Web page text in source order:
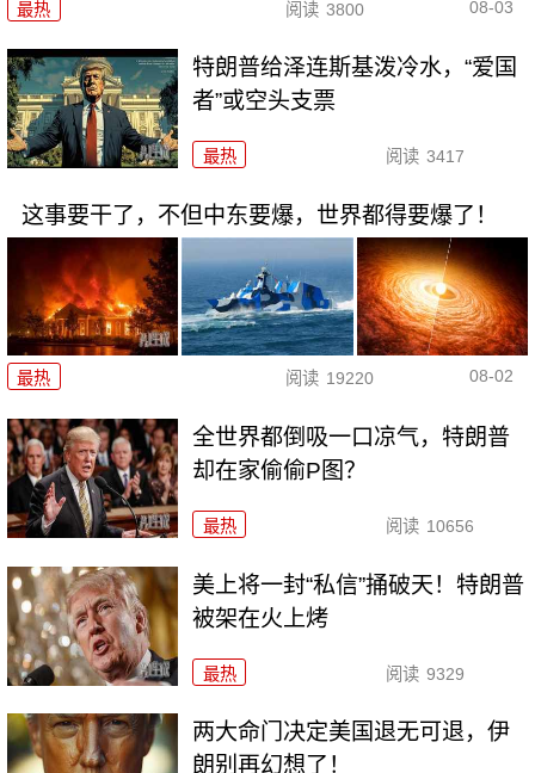
最热 阅读 3800 08-03
特朗普给泽连斯基泼冷水，“爱国
者”或空头支票
最热 阅读 3417
这事要干了，不但中东要爆，世界都得要爆了！
最热 阅读 19220 08-02
全世界都倒吸一口凉气，特朗普
却在家偷偷P图？
最热 阅读 10656
美上将一封“私信”捅破天！特朗普
被架在火上烤
最热 阅读 9329
两大命门决定美国退无可退，伊
朗别再幻想了！